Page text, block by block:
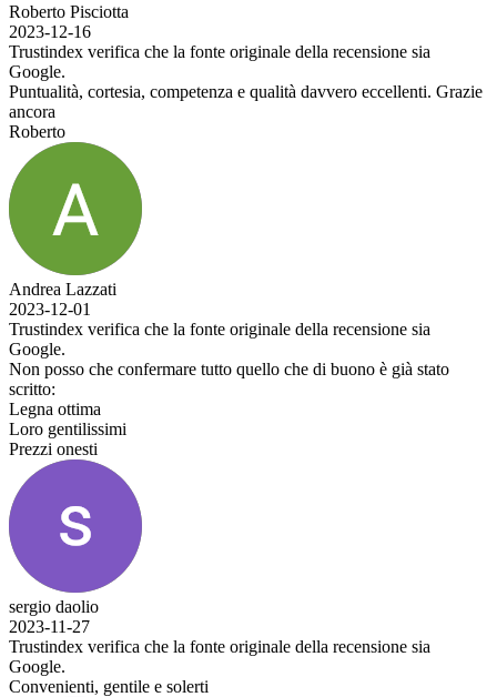
Roberto Pisciotta
2023-12-16
Trustindex verifica che la fonte originale della recensione sia
Google.
Puntualità, cortesia, competenza e qualità davvero eccellenti. Grazie
ancora
Roberto
Andrea Lazzati
2023-12-01
Trustindex verifica che la fonte originale della recensione sia
Google.
Non posso che confermare tutto quello che di buono è già stato
scritto:
Legna ottima
Loro gentilissimi
Prezzi onesti
sergio daolio
2023-11-27
Trustindex verifica che la fonte originale della recensione sia
Google.
Convenienti, gentile e solerti